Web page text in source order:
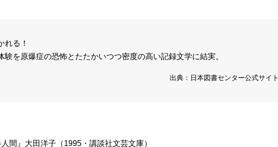
れる！
験を原爆症の恐怖とたたかいつつ密度の高い記録文学に結実。
出典：日本図書センター公式サイト
人間』大田洋子（1995・講談社文芸文庫）